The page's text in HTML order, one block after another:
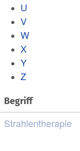
U
V
W
X
Y
Z
Begriff
Strahlentherapie